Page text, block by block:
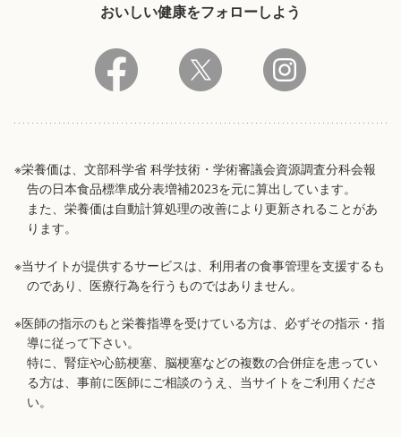
おいしい健康をフォローしよう
※栄養価は、文部科学省 科学技術・学術審議会資源調査分科会報
告の日本食品標準成分表増補2023を元に算出しています。
また、栄養価は自動計算処理の改善により更新されることがあ
ります。
※当サイトが提供するサービスは、利用者の食事管理を支援するも
のであり、医療行為を行うものではありません。
※医師の指示のもと栄養指導を受けている方は、必ずその指示・指
導に従って下さい。
特に、腎症や心筋梗塞、脳梗塞などの複数の合併症を患ってい
る方は、事前に医師にご相談のうえ、当サイトをご利用くださ
い。